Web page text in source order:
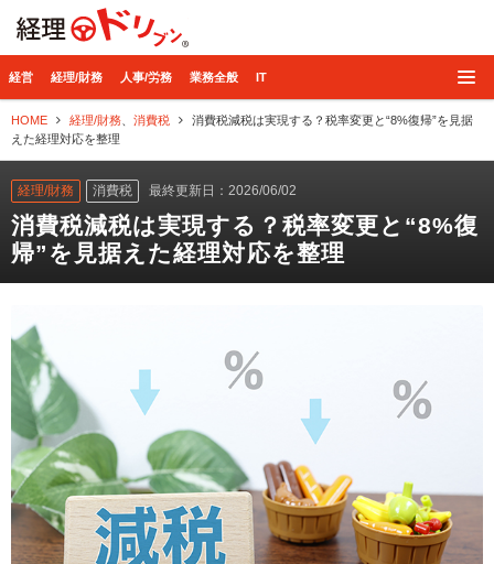
経営 経理/財務 人事/労務 業務全般 IT
HOME 経理/財務 消費税
消費税減税は実現する？税率変更と“8%復帰”を見据
えた経理対応を整理
経理/財務 消費税 最終更新日：2026/06/02
消費税減税は実現する？税率変更と“8%復
帰”を見据えた経理対応を整理